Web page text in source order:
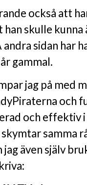
också att
skulle
andra sidan har
gammal.
jag på med
och
och effektiv
skymtar samma
jag även själv